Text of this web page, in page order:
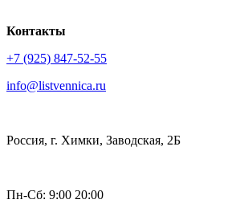
Контакты
+7 (925) 847-52-55
info@listvennica.ru
Россия, г. Химки, Заводская, 2Б
Пн-Сб: 9:00 20:00